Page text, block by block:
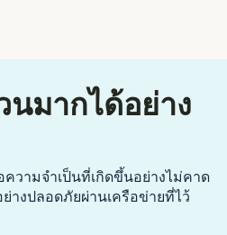
นมากได้อย่าง
วามจำเป็นที่เกิดขึ้นอย่างไม่คาด
างปลอดภัยผ่านเครือข่ายที่ไว้